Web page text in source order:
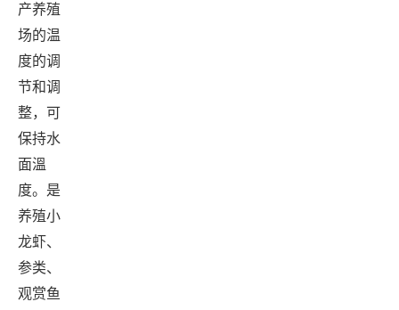
产养殖
场的温
度的调
节和调
整，可
保持水
面溫
度。是
养殖小
龙虾、
参类、
观赏鱼